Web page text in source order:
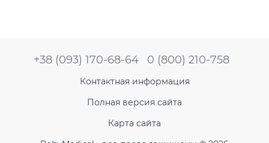
+38 (093) 170-68-64 0 (800) 210-758
Контактная информация
Полная версия сайта
Карта сайта